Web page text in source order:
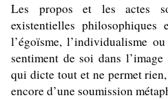
Les propos et les actes
existentielles philosophiques
l’égoïsme, l’individualisme
sentiment de soi dans
qui dicte tout et ne permet
encore d’une soumission